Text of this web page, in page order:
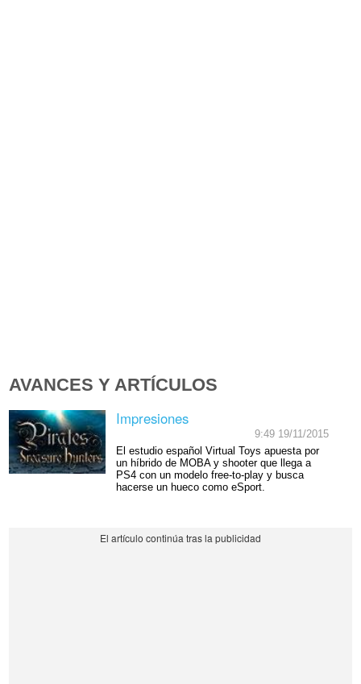
AVANCES Y ARTÍCULOS
Impresiones
9:49 19/11/2015
El estudio español Virtual Toys apuesta por
un híbrido de MOBA y shooter que llega a
PS4 con un modelo free-to-play y busca
hacerse un hueco como eSport.